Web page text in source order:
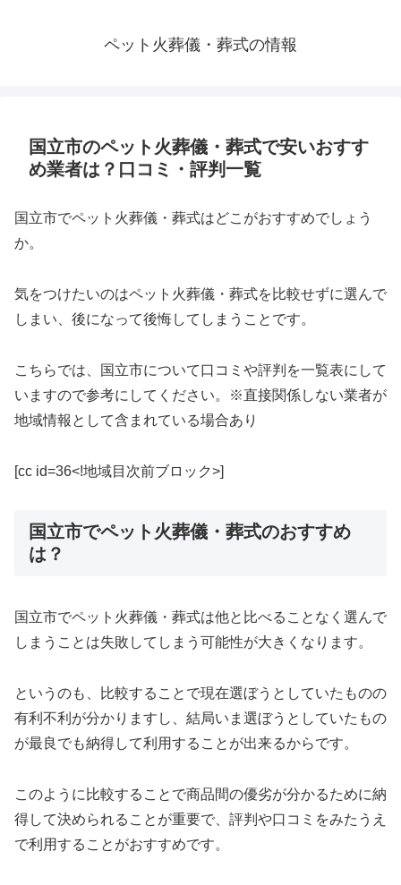
ペット火葬儀・葬式の情報
国立市のペット火葬儀・葬式で安いおすす
め業者は？口コミ・評判一覧
国立市でペット火葬儀・葬式はどこがおすすめでしょう
か。
気をつけたいのはペット火葬儀・葬式を比較せずに選んで
しまい、後になって後悔してしまうことです。
こちらでは、国立市について口コミや評判を一覧表にして
いますので参考にしてください。※直接関係しない業者が
地域情報として含まれている場合あり
[cc id=36<!地域目次前ブロック>]
国立市でペット火葬儀・葬式のおすすめ
は？
国立市でペット火葬儀・葬式は他と比べることなく選んで
しまうことは失敗してしまう可能性が大きくなります。
というのも、比較することで現在選ぼうとしていたものの
有利不利が分かりますし、結局いま選ぼうとしていたもの
が最良でも納得して利用することが出来るからです。
このように比較することで商品間の優劣が分かるために納
得して決められることが重要で、評判や口コミをみたうえ
で利用することがおすすめです。